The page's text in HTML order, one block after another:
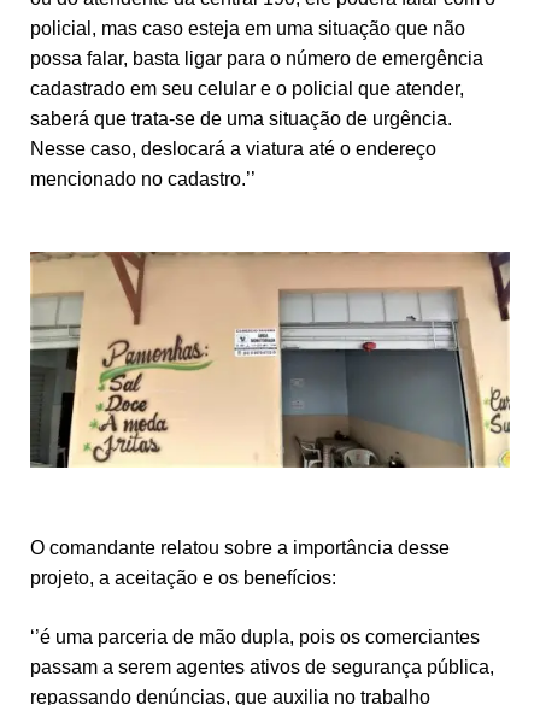
policial, mas caso esteja em uma situação que não
possa falar, basta ligar para o número de emergência
cadastrado em seu celular e o policial que atender,
saberá que trata-se de uma situação de urgência.
Nesse caso, deslocará a viatura até o endereço
mencionado no cadastro.’’
O comandante relatou sobre a importância desse
projeto, a aceitação e os benefícios:
‘’é uma parceria de mão dupla, pois os comerciantes
passam a serem agentes ativos de segurança pública,
repassando denúncias, que auxilia no trabalho